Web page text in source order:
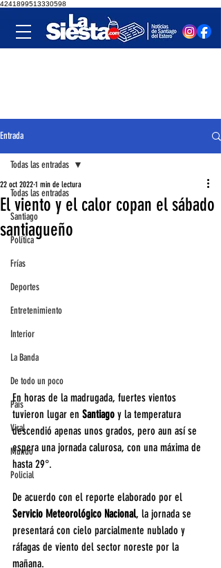
4241899513330598
Entrada
Todas las entradas
Santiago
Política
Frías
Deportes
Entretenimiento
Interior
La Banda
De todo un poco
País
Viral
Mundo
Policial
Todas las entradas
El viento y el calor copan el sábado
santiagueño
22 oct 2022 1 min de lectura
En horas de la madrugada, fuertes vientos
tuvieron lugar en Santiago y la temperatura
descendió apenas unos grados, pero aun así se
espera una jornada calurosa, con una máxima de
hasta 29°.
De acuerdo con el reporte elaborado por el
Servicio Meteorológico Nacional, la jornada se
presentará con cielo parcialmente nublado y
ráfagas de viento del sector noreste por la
mañana.